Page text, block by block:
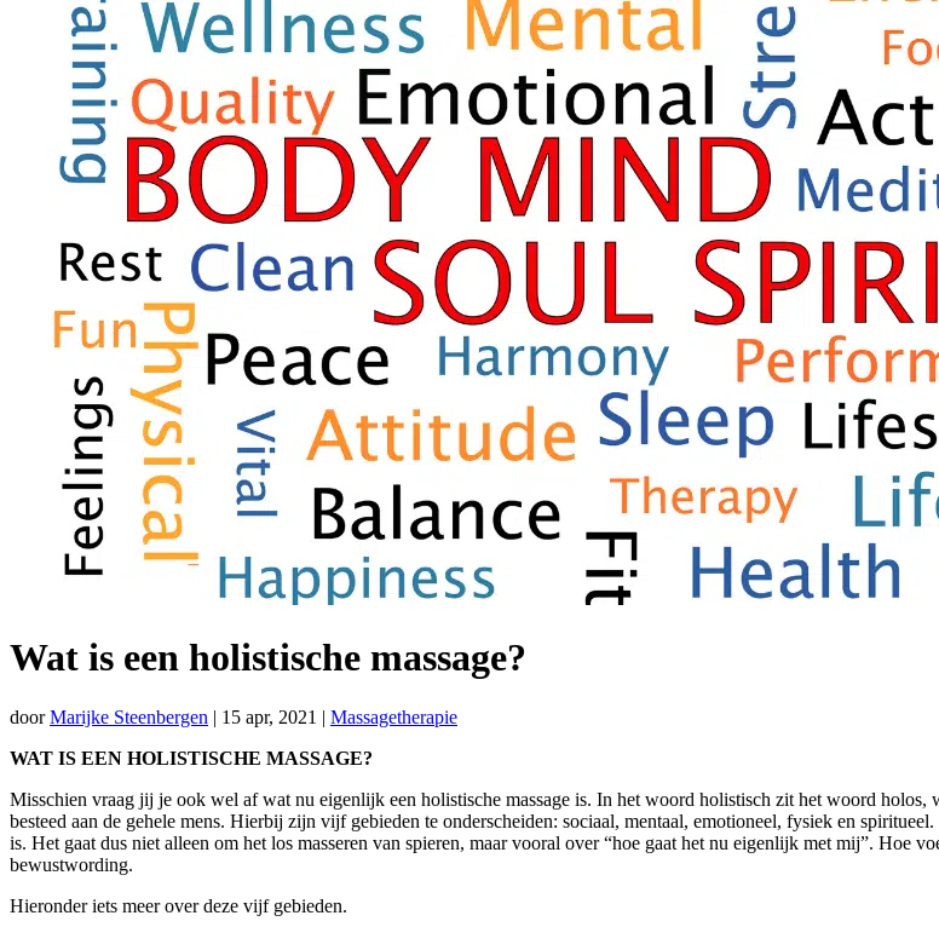
Wat is een holistische massage?
doorMarijke Steenbergen | 15 apr, 2021 | Massagetherapie
WAT IS EEN HOLISTISCHE MASSAGE?
Misschien vraag jij je ook wel af wat nu eigenlijk een holistische massage is. In het woord holistisch zit het woord
besteed aan de gehele mens. Hierbij zijn vijf gebieden te onderscheiden: sociaal, mentaal, emotioneel, fysiek en
is. Het gaat dus niet alleen om het los masseren van spieren, maar vooral over “hoe gaat het nu eigenlijk met mij”. Hoe
bewustwording.
Hieronder iets meer over deze vijf gebieden.